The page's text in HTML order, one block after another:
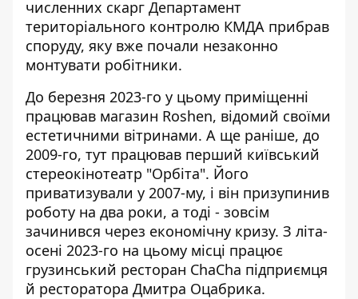
численних скарг Департамент
територіального контролю КМДА прибрав
споруду, яку вже почали незаконно
монтувати робітники.
До березня 2023-го у цьому приміщенні
працював магазин Roshen, відомий своїми
естетичними вітринами. А ще раніше, до
2009-го, тут працював перший київський
стереокінотеатр "Орбіта". Його
приватизували у 2007-му, і він призупинив
роботу на два роки, а тоді - зовсім
зачинився через економічну кризу. З літа-
осені 2023-го на цьому місці працює
грузинський ресторан ChaCha підприємця
й ресторатора Дмитра Оцабрика.